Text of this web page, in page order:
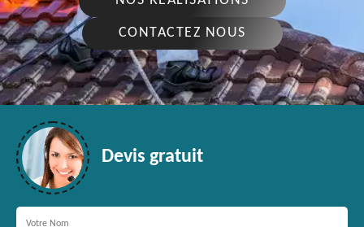
CONTACTEZ NOUS
Devis gratuit